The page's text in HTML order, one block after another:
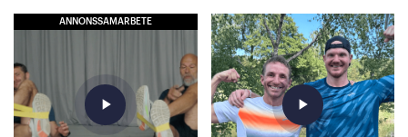
ANNONSSAMARBETE
play_arrow play_arrow